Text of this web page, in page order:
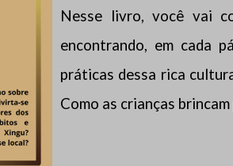
Nesse livro, você vai
encontrando, em cada
práticas dessa rica
Como as crianças